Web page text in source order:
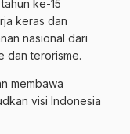
ke-15
keras dan
nasional dari
dan terorisme.
membawa
visi Indonesia